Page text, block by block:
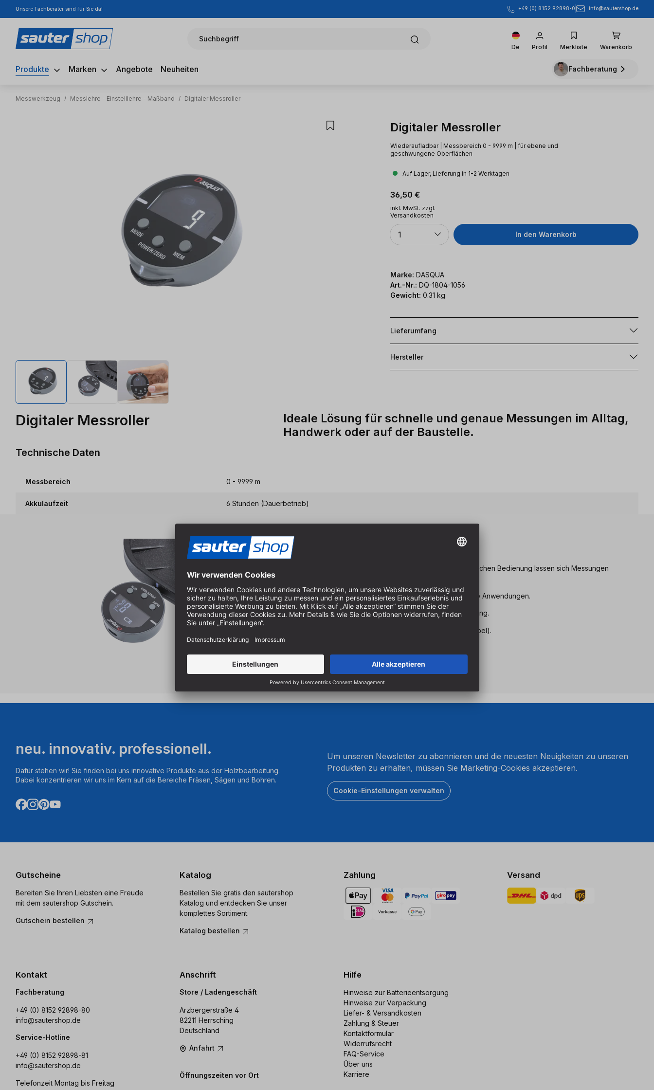
Hauptinhalt springen
Zur Suche springen
Zur Hauptnavigation springen
Unsere Fachberater sind für Sie da! +49 (0) 8152 92898-0 info@sautershop.de
Suchbegriff
De Profil Merkliste Warenkorb
Produkte Marken Angebote Neuheiten Fachberatung
Messwerkzeug / Messlehre - Einstelllehre - Maßband / Digitaler Messroller
Digitaler Messroller
Wiederaufladbar | Messbereich 0 - 9999 m | für ebene und
geschwungene Oberflächen
Auf Lager, Lieferung in 1-2 Werktagen
Regulärer Preis:
36,50 €
inkl. MwSt. zzgl.
Versandkosten
Anzahl
1 In den Warenkorb
Marke: DASQUA
Art.-Nr.: DQ-1804-1056
Gewicht: 0.31 kg
Lieferumfang
Hersteller
Digitaler Messroller
Ideale Lösung für schnelle und genaue Messungen im Alltag,
Handwerk oder auf der Baustelle.
Technische Daten
Messbereich 0 - 9999 m
Akkulaufzeit 6 Stunden (Dauerbetrieb)
Dank der kompakten Bauweise und einfachen Bedienung lassen sich Messungen
Vielseitige Messmodi für unterschiedliche Anwendungen.
Hohe Messgenauigkeit und feine Auflösung.
Wiederaufladbarer Akku (inkl. USB-C-Kabel).
neu. innovativ. professionell.
Dafür stehen wir! Sie finden bei uns innovative Produkte aus der Holzbearbeitung.
Dabei konzentrieren wir uns im Kern auf die Bereiche Fräsen, Sägen und Bohren.
Um unseren Newsletter zu abonnieren und die neuesten Neuigkeiten zu unseren
Produkten zu erhalten, müssen Sie Marketing-Cookies akzeptieren.
Cookie-Einstellungen verwalten
Gutscheine
Bereiten Sie Ihren Liebsten eine Freude
mit dem sautershop Gutschein.
Gutschein bestellen
Katalog
Bestellen Sie gratis den sautershop
Katalog und entdecken Sie unser
komplettes Sortiment.
Katalog bestellen
Zahlung Versand
Kontakt
Fachberatung
+49 (0) 8152 92898-80
info@sautershop.de
Service-Hotline
+49 (0) 8152 92898-81
info@sautershop.de
Telefonzeit Montag bis Freitag
Anschrift
Store / Ladengeschäft
Arzbergerstraße 4
82211 Herrsching
Deutschland
Anfahrt
Öffnungszeiten vor Ort
Hilfe
Hinweise zur Batterieentsorgung
Hinweise zur Verpackung
Liefer- & Versandkosten
Zahlung & Steuer
Kontaktformular
Widerrufsrecht
FAQ-Service
Über uns
Karriere